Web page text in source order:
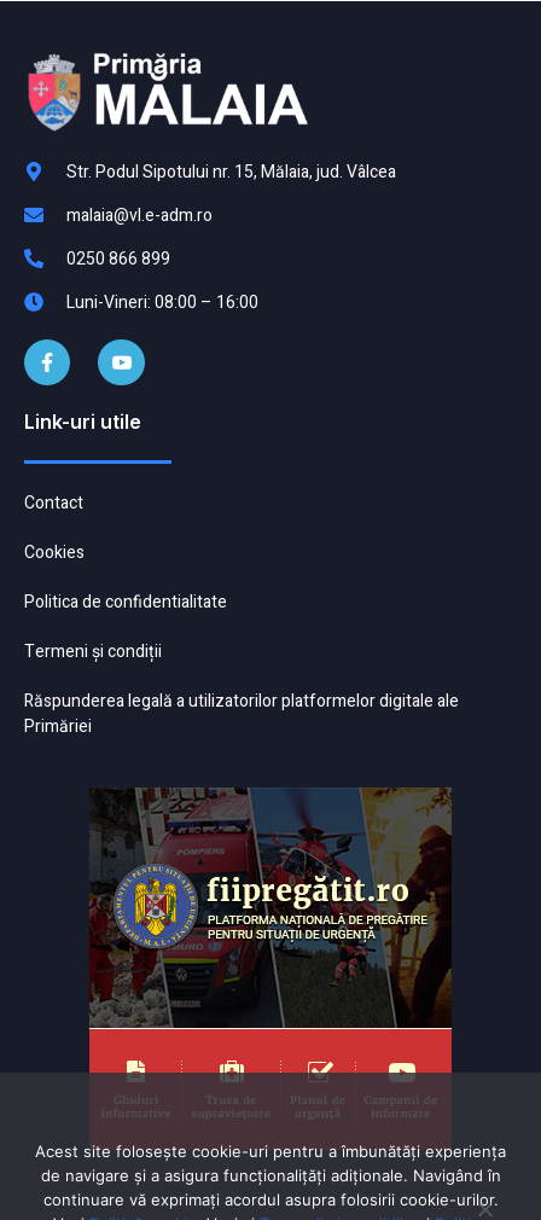
Str. Podul Sipotului nr. 15, Mălaia, jud. Vâlcea
malaia@vl.e-adm.ro
0250 866 899
Luni-Vineri: 08:00 – 16:00
Link-uri utile
Contact
Cookies
Politica de confidentialitate
Termeni și condiții
Răspunderea legală a utilizatorilor platformelor digitale ale
Primăriei
Acest site folosește cookie-uri pentru a îmbunătăți experiența
de navigare și a asigura funcționalițăți adiționale. Navigând în
continuare vă exprimaţi acordul asupra folosirii cookie-urilor.